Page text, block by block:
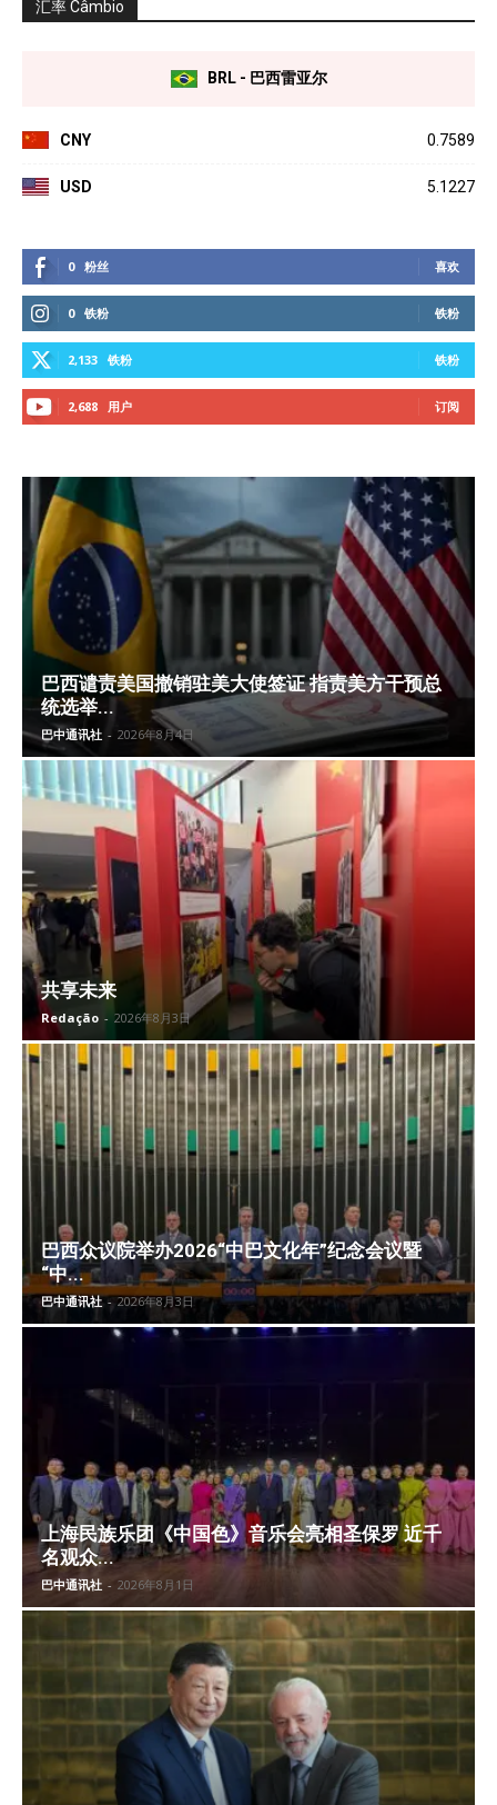
汇率 Câmbio
BRL - 巴西雷亚尔
CNY 0.7589
USD 5.1227
0 粉丝 喜欢
0 铁粉 铁粉
2,133 铁粉 铁粉
2,688 用户 订阅
巴西谴责美国撤销驻美大使签证 指责美方干预总
统选举...
巴中通讯社 - 2026年8月4日
共享未来
Redação - 2026年8月3日
巴西众议院举办2026“中巴文化年”纪念会议暨
“中...
巴中通讯社 - 2026年8月3日
上海民族乐团《中国色》音乐会亮相圣保罗 近千
名观众...
巴中通讯社 - 2026年8月1日